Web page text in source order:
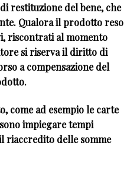
restituzione del bene, che
Qualora il prodotto reso
riscontrati al momento
si riserva il diritto di
a compensazione del
come ad esempio le carte
impiegare tempi
riaccredito delle somme